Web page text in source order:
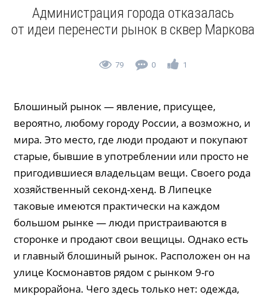
Администрация города отказалась
от идеи перенести рынок в сквер Маркова
79 0 1
Блошиный рынок — явление, присущее,
вероятно, любому городу России, а возможно, и
мира. Это место, где люди продают и покупают
старые, бывшие в употреблении или просто не
пригодившиеся владельцам вещи. Своего рода
хозяйственный секонд-хенд. В Липецке
таковые имеются практически на каждом
большом рынке — люди пристраиваются в
сторонке и продают свои вещицы. Однако есть
и главный блошиный рынок. Расположен он на
улице Космонавтов рядом с рынком 9-го
микрорайона. Чего здесь только нет: одежда,